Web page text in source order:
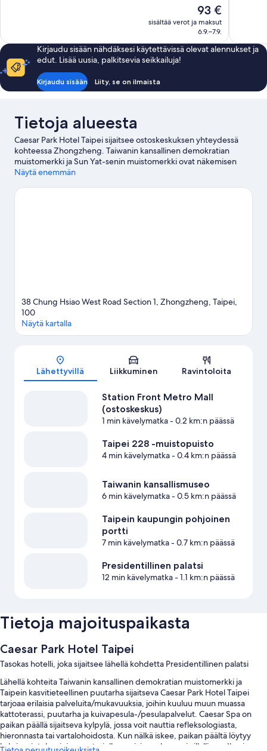
Hinta
on
93 €
93 €
sisältää verot ja maksut
6.9.–7.9.
Kirjaudu sisään nähdäksesi käytettävissä olevat alennukset ja
edut. Lisää uusia, palkitsevia seikkailuja!
Kirjaudu sisään Liity, se on ilmaista
Tietoja alueesta
Caesar Park Hotel Taipei sijaitsee ostoskeskuksen yhteydessä
kohteessa Zhongzheng. Taiwanin kansallinen demokratian
muistomerkki ja Sun Yat-senin muistomerkki ovat näkemisen
arvoisia kulttuurikohteita, ja muihin alueen huomionarvoisiin
temppeli. Taipein kasvitieteellinen puutarha ja Taipei 101 ovat
Näytä enemmän
38 Chung Hsiao West Road Section 1, Zhongzheng, Taipei,
100
Näytä kartalla
Lähettyvillä Liikkuminen Ravintoloita
Station Front Metro Mall
(ostoskeskus)
1 min kävelymatka- 0.2 km:n päässä
Taipei 228 -muistopuisto
4 min kävelymatka- 0.4 km:n päässä
Taiwanin kansallismuseo
6 min kävelymatka- 0.5 km:n päässä
Taipein kaupungin pohjoinen
portti
7 min kävelymatka- 0.7 km:n päässä
Presidentillinen palatsi
12 min kävelymatka- 1.1 km:n päässä
Tietoja majoituspaikasta
Caesar Park Hotel Taipei
Tasokas hotelli, joka sijaitsee lähellä kohdetta Presidentillinen palatsi
Lähellä kohteita Taiwanin kansallinen demokratian muistomerkki ja
Taipein kasvitieteellinen puutarha sijaitseva Caesar Park Hotel Taipei
tarjoaa erilaisia palveluita/mukavuuksia, joihin kuuluu muun muassa
kattoterassi, puutarha ja kuivapesula-/pesulapalvelut. Caesar Spa on
paikan päällä sijaitseva kylpylä, jossa voit nauttia refleksologiasta,
hieronnasta tai vartalohoidosta. Kun nälkä iskee, paikan päältä löytyy
kaksi ravintolaa, joissa on tarjolla aamiainen, lounas ja illallinen. Ilmainen